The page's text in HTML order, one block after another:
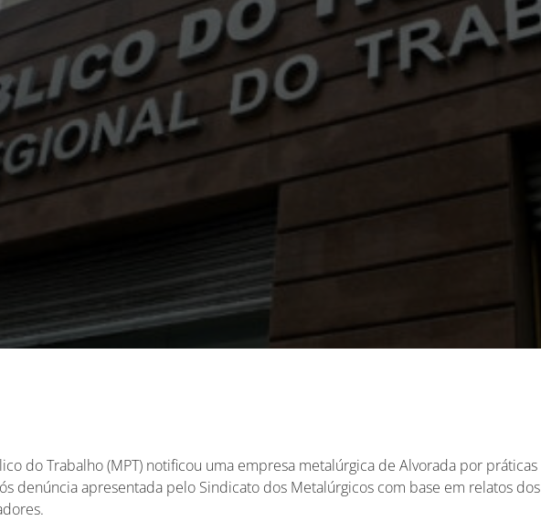
do Trabalho (MPT) notificou uma empresa metalúrgica de Alvorada por práticas
denúncia apresentada pelo Sindicato dos Metalúrgicos com base em relatos dos